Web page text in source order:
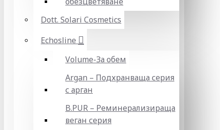
Dott. Solari Cosmetics
Echosline
Volume-За обем
Argan – Подхранваща серия
с арган
B.PUR – Реминерализираща
веган серия